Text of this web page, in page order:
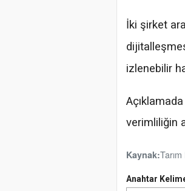
İki şirket
izlenebilir
verimliliğin
Kaynak:
Anahtar